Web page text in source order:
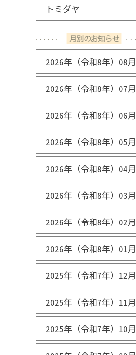
トミダヤ
2026年（令和8年）08月
2026年（令和8年）07月
2026年（令和8年）06月
2026年（令和8年）05月
2026年（令和8年）04月
2026年（令和8年）03月
2026年（令和8年）02月
2026年（令和8年）01月
2025年（令和7年）12月
2025年（令和7年）11月
2025年（令和7年）10月